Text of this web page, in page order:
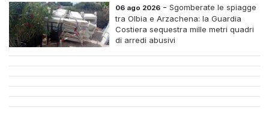
06 ago 2026 -Sgomberate le spiagge
tra Olbia e Arzachena: la Guardia
Costiera sequestra mille metri quadri
di arredi abusivi